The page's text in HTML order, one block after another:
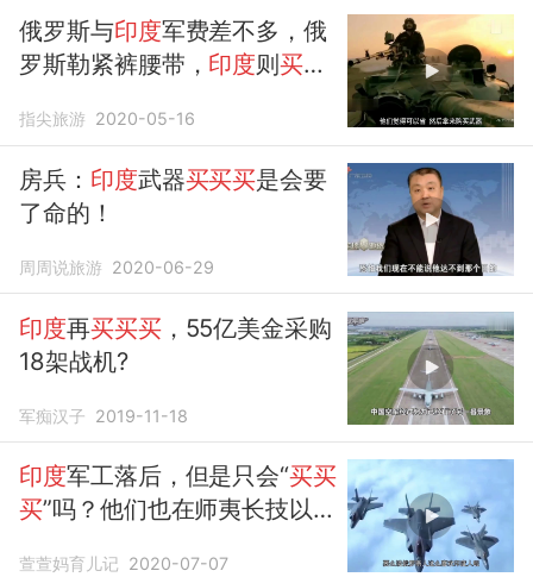
俄罗斯与印度军费差不多，俄
罗斯勒紧裤腰带， 印度则买买
指尖旅游 2020-05-16
房兵： 印度武器买买买是会要
了命的！
周周说旅游 2020-06-29
印度再买买买，55亿美金采购
18架战机?
军痴汉子 2019-11-18
印度军工落后，但是只会“买买
买”吗？他们也在师夷长技以自
萱萱妈育儿记 2020-07-07